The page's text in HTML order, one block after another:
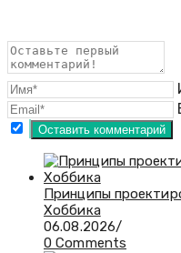
Принципы
Хоббика
06.08.2026/
0 Comments